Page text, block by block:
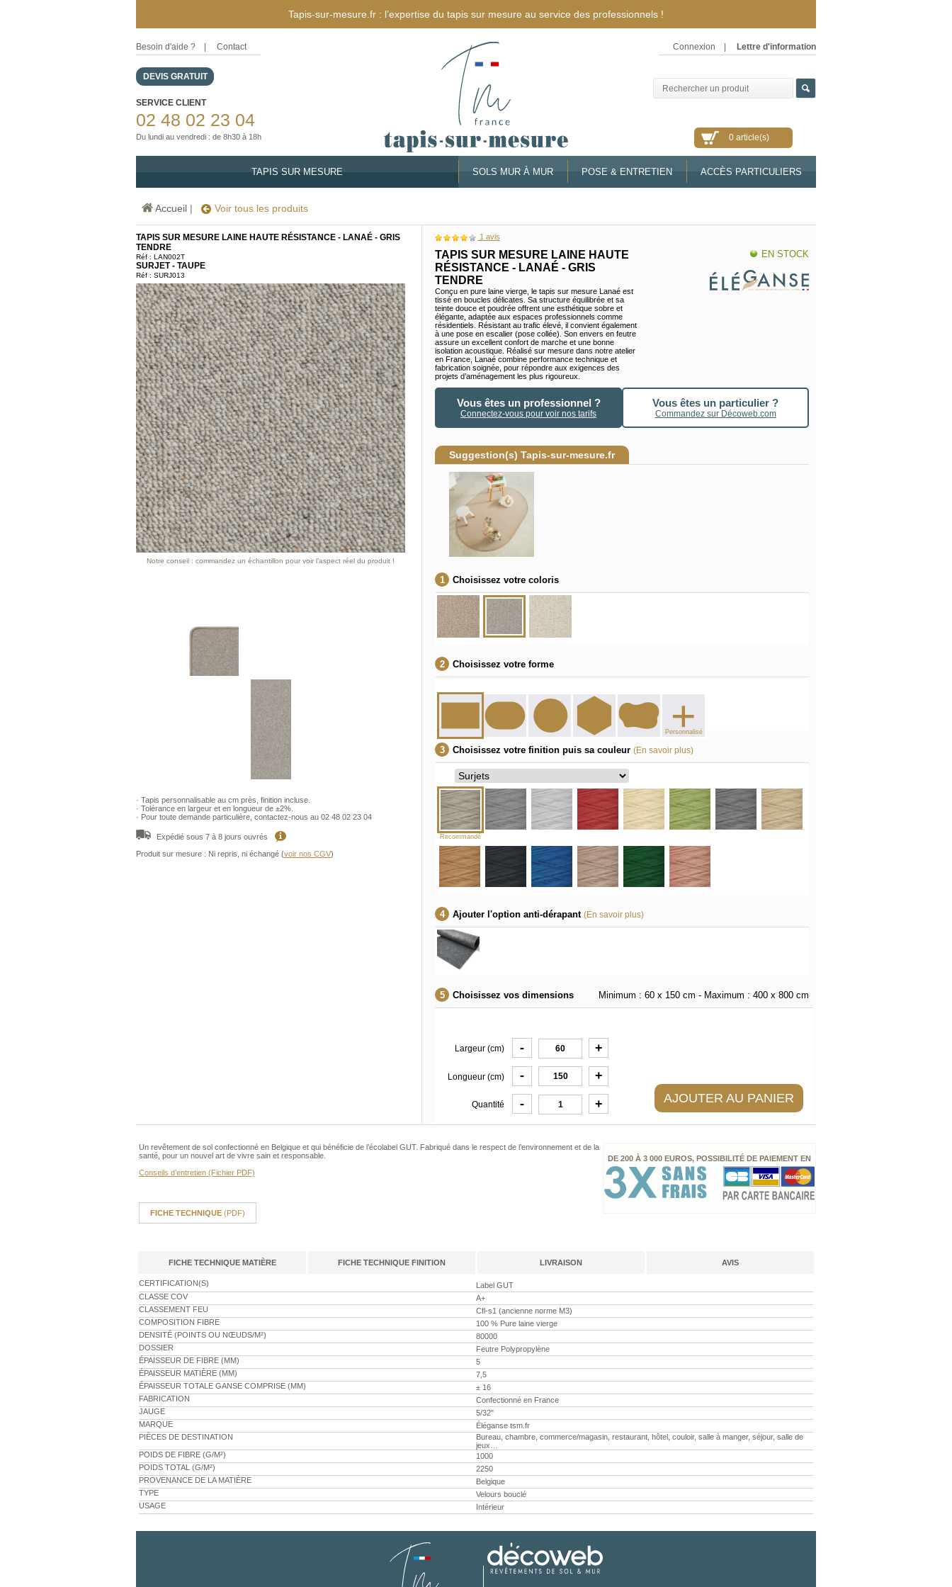
Tapis-sur-mesure.fr : l’expertise du tapis sur mesure au service des professionnels !
Besoin d'aide ? Contact
DEVIS GRATUIT
Connexion Lettre d'information
SERVICE CLIENT
02 48 02 23 04
Du lundi au vendredi : de 8h30 à 18h 0 article(s)
TAPIS SUR MESURE SOLS MUR À MUR POSE & ENTRETIEN ACCÈS PARTICULIERS
Accueil | Voir tous les produits
TAPIS SUR MESURE LAINE HAUTE RÉSISTANCE - LANAÉ - GRIS
TENDRE
Réf : LAN002T
SURJET - TAUPE
Réf : SURJ013
Notre conseil : commandez un échantillon pour voir l’aspect réel du produit !
· Tapis personnalisable au cm près, finition incluse.
· Tolérance en largeur et en longueur de ±2%.
· Pour toute demande particulière, contactez-nous au 02 48 02 23 04
Expédié sous 7 à 8 jours ouvrés
Produit sur mesure : Ni repris, ni échangé (voir nos CGV)
1 avis
TAPIS SUR MESURE LAINE HAUTE
RÉSISTANCE - LANAÉ - GRIS
TENDRE
Conçu en pure laine vierge, le tapis sur mesure Lanaé est
tissé en boucles délicates. Sa structure équilibrée et sa
teinte douce et poudrée offrent une esthétique sobre et
élégante, adaptée aux espaces professionnels comme
résidentiels. Résistant au trafic élevé, il convient également
à une pose en escalier (pose collée). Son envers en feutre
assure un excellent confort de marche et une bonne
isolation acoustique. Réalisé sur mesure dans notre atelier
en France, Lanaé combine performance technique et
fabrication soignée, pour répondre aux exigences des
projets d’aménagement les plus rigoureux.
EN STOCK
Vous êtes un professionnel ?
Connectez-vous pour voir nos tarifs
Vous êtes un particulier ?
Commandez sur Décoweb.com
Suggestion(s) Tapis-sur-mesure.fr
Choisissez votre coloris
Choisissez votre forme
+
Personnalisé
Choisissez votre finition puis sa couleur (En savoir plus)
Recommandé
Ajouter l'option anti-dérapant (En savoir plus)
Choisissez vos dimensions Minimum : 60 x 150 cm - Maximum : 400 x 800 cm
Largeur (cm) - +
Longueur (cm) - +
Quantité - + AJOUTER AU PANIER
Un revêtement de sol confectionné en Belgique et qui bénéficie de l’écolabel GUT. Fabriqué dans le respect de l’environnement et de la
santé, pour un nouvel art de vivre sain et responsable.
Conseils d’entretien (Fichier PDF)
FICHE TECHNIQUE (PDF)
DE 200 À 3 000 EUROS, POSSIBILITÉ DE PAIEMENT EN
FICHE TECHNIQUE MATIÈRE FICHE TECHNIQUE FINITION LIVRAISON AVIS
CERTIFICATION(S)
Label GUT
CLASSE COV
A+
CLASSEMENT FEU
Cfl-s1 (ancienne norme M3)
COMPOSITION FIBRE
100 % Pure laine vierge
DENSITÉ (POINTS OU NŒUDS/M²)
80000
DOSSIER
Feutre Polypropylène
ÉPAISSEUR DE FIBRE (MM)
5
ÉPAISSEUR MATIÈRE (MM)
7,5
ÉPAISSEUR TOTALE GANSE COMPRISE (MM)
± 16
FABRICATION
Confectionné en France
JAUGE
5/32"
MARQUE
Éléganse tsm.fr
PIÈCES DE DESTINATION
Bureau, chambre, commerce/magasin, restaurant, hôtel, couloir, salle à manger, séjour, salle de
jeux…
POIDS DE FIBRE (G/M²)
1000
POIDS TOTAL (G/M²)
2250
PROVENANCE DE LA MATIÈRE
Belgique
TYPE
Velours bouclé
USAGE
Intérieur